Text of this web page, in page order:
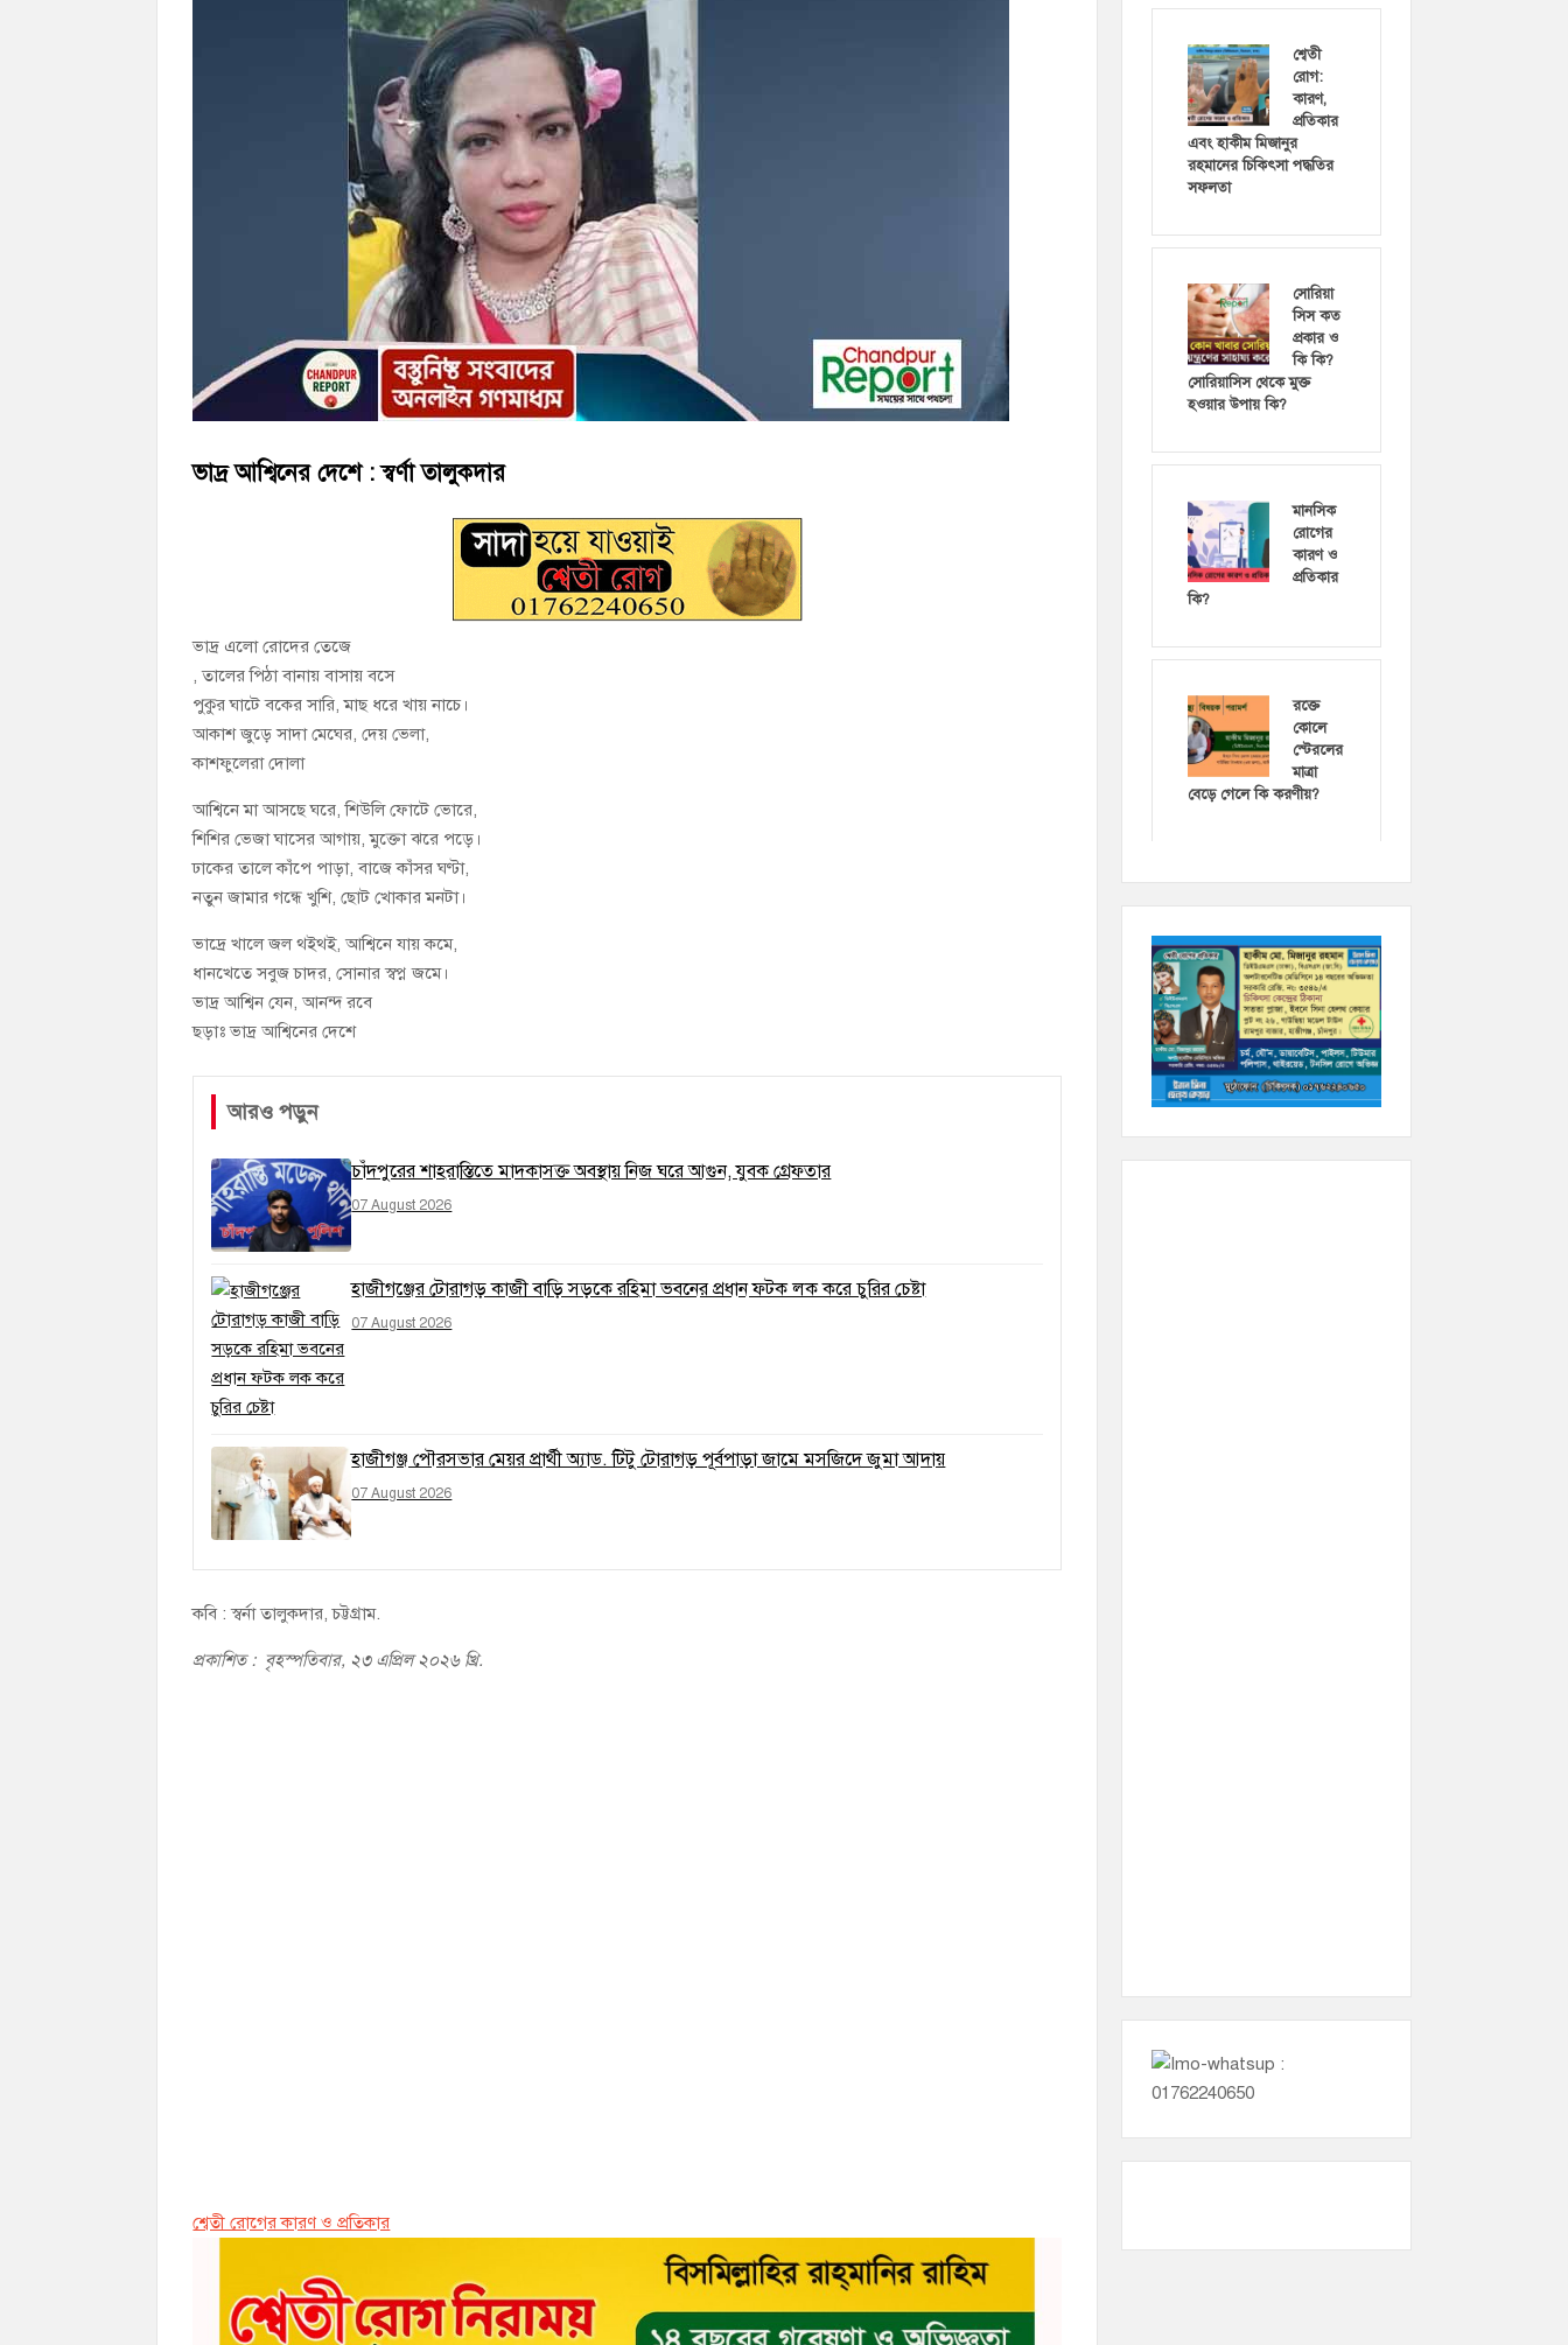
‘জনগণের ভোটে নির্বাচিত হয়ে ফরিদগঞ্জের উন্নয়নে কাজ করছি’ : আলহাজ্ব এমএ হান্নান এমপি
নৌ পুলিশ ফাঁড়ির নাকের ডগায় কারেন্ট জালের দাপট, মতলবে প্রকাশ্যে নিষিদ্ধ জাল মেরামত ও মাছ শিকার
ভাদ্র আশ্বিনের দেশে : স্বর্ণা তালুকদার
ভাদ্র এলো রোদের তেজে
, তালের পিঠা বানায় বাসায় বসে
পুকুর ঘাটে বকের সারি, মাছ ধরে খায় নাচে।
আকাশ জুড়ে সাদা মেঘের, দেয় ভেলা,
কাশফুলেরা দোলা
আশ্বিনে মা আসছে ঘরে, শিউলি ফোটে ভোরে,
শিশির ভেজা ঘাসের আগায়, মুক্তো ঝরে পড়ে।
ঢাকের তালে কাঁপে পাড়া, বাজে কাঁসর ঘণ্টা,
নতুন জামার গন্ধে খুশি, ছোট খোকার মনটা।
ভাদ্রে খালে জল থইথই, আশ্বিনে যায় কমে,
ধানখেতে সবুজ চাদর, সোনার স্বপ্ন জমে।
ভাদ্র আশ্বিন যেন, আনন্দ রবে
ছড়াঃ ভাদ্র আশ্বিনের দেশে
আরও পড়ুন
চাঁদপুরের শাহরাস্তিতে মাদকাসক্ত অবস্থায় নিজ ঘরে আগুন, যুবক গ্রেফতার
07 August 2026
হাজীগঞ্জের টোরাগড় কাজী বাড়ি সড়কে রহিমা ভবনের প্রধান ফটক লক করে চুরির চেষ্টা
07 August 2026
হাজীগঞ্জ পৌরসভার মেয়র প্রার্থী অ্যাড. টিটু টোরাগড় পূর্বপাড়া জামে মসজিদে জুমা আদায়
07 August 2026
কবি : স্বর্না তালুকদার, চট্টগ্রাম.
প্রকাশিত : বৃহস্পতিবার, ২৩ এপ্রিল ২০২৬ খ্রি.
শ্বেতী রোগের কারণ ও প্রতিকার
শ্বেতী
রোগ:
কারণ,
প্রতিকার
এবং হাকীম মিজানুর
রহমানের চিকিৎসা পদ্ধতির
সফলতা
সোরিয়া
সিস কত
প্রকার ও
কি কি?
সোরিয়াসিস থেকে মুক্ত
হওয়ার উপায় কি?
মানসিক
রোগের
কারণ ও
প্রতিকার
কি?
রক্তে
কোলে
স্টেরলের
মাত্রা
বেড়ে গেলে কি করণীয়?